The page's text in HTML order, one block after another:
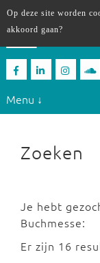
Menu ↓
Zoeken
Je hebt
Buchmesse:
Er zijn 16
Op deze site worden
akkoord gaan?